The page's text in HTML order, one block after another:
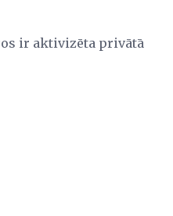
ir aktivizēta privātā